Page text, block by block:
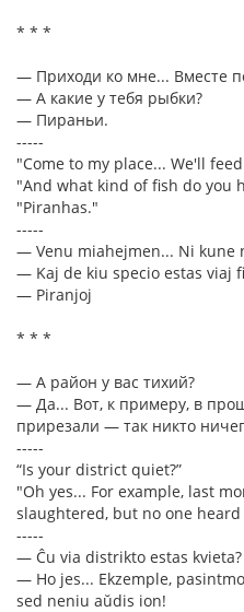
* * *
— Приходи ко мне... Вместе
— А какие у тебя рыбки?
— Пираньи.
-----
"Come to my place... We'll
"And what kind of fish do you
"Piranhas."
-----
— Venu miahejmen... Ni kune
— Kaj de kiu specio estas viaj
— Piranjoj
* * *
— А район у вас тихий?
— Да... Вот, к примеру, в
прирезали — так никто
-----
“Is your district quiet?”
"Oh yes... For example, last
slaughtered, but no one
-----
— Ĉu via distrikto estas kvieta?
— Ho jes... Ekzemple,
sed neniu aŭdis ion!